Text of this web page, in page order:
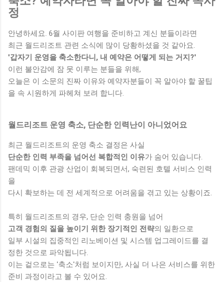
정
안녕하세요. 6월 사이판 여행을 준비하고 계신 분들이라면
최근 월드리조트 관련 소식에 많이 당황하셨을 것 같아요.
'갑자기 운영을 축소한다니, 내 예약은 어떻게 되는 거지?'
이런 불안감에 잠 못 이루는 분들을 위해,
오늘은 이 소문의 진짜 이유와 예약자분들이 꼭 알아야 할 꿀팁
을 속 시원하게 파헤쳐 보려 합니다.
월드리조트 운영 축소, 단순한 인력난이 아니었어요
최근 월드리조트의 운영 축소 결정은 사실
단순한 인력 부족을 넘어선 복합적인 이유가 숨어 있습니다.
팬데믹 이후 관광 산업이 회복되면서, 숙련된 호텔 서비스 인력
을
다시 확보하는 데 전 세계적으로 어려움을 겪고 있는 상황이죠.
특히 월드리조트의 경우, 단순 인력 충원을 넘어
고객 경험의 질을 높이기 위한 장기적인 전략의 일환으로
일부 시설의 집중적인 리노베이션 및 시스템 업그레이드를 결
정한 것으로 파악됩니다.
이는 겉으로는 '축소'처럼 보이지만, 사실 더 나은 서비스를 위한
준비 과정이라고 볼 수 있어요.